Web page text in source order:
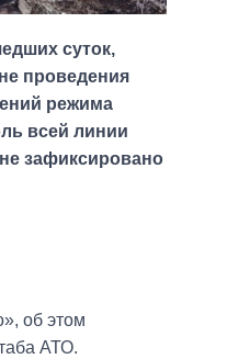
суток,
проведения
режима
всей линии
зафиксировано
об этом
АТО.